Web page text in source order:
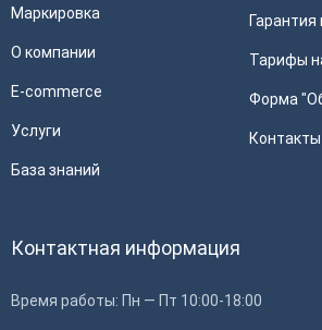
Маркировка
О компании
E-commerce
Услуги
База знаний
Гарантия
Тарифы
Форма
Контакты
Контактная информация
Время работы: Пн — Пт 10:00-18:00